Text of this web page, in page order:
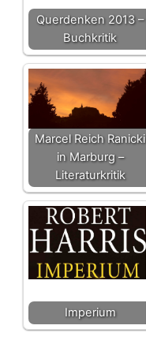
Querdenken 2013 –
Buchkritik
Marcel Reich Ranicki
in Marburg –
Literaturkritik
Imperium